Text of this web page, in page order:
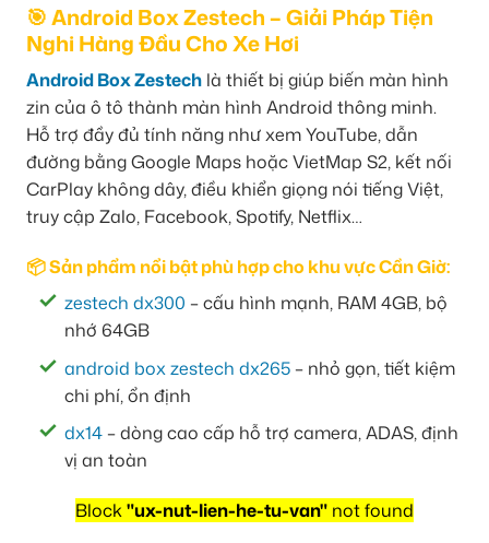
🎯 Android Box Zestech – Giải Pháp Tiện
Nghi Hàng Đầu Cho Xe Hơi
Android Box Zestech là thiết bị giúp biến màn hình
zin của ô tô thành màn hình Android thông minh.
Hỗ trợ đầy đủ tính năng như xem YouTube, dẫn
đường bằng Google Maps hoặc VietMap S2, kết nối
CarPlay không dây, điều khiển giọng nói tiếng Việt,
truy cập Zalo, Facebook, Spotify, Netflix…
📦 Sản phẩm nổi bật phù hợp cho khu vực Cần Giờ:
zestech dx300 – cấu hình mạnh, RAM 4GB, bộ
nhớ 64GB
android box zestech dx265 – nhỏ gọn, tiết kiệm
chi phí, ổn định
dx14 – dòng cao cấp hỗ trợ camera, ADAS, định
vị an toàn
Block"ux-nut-lien-he-tu-van" not found